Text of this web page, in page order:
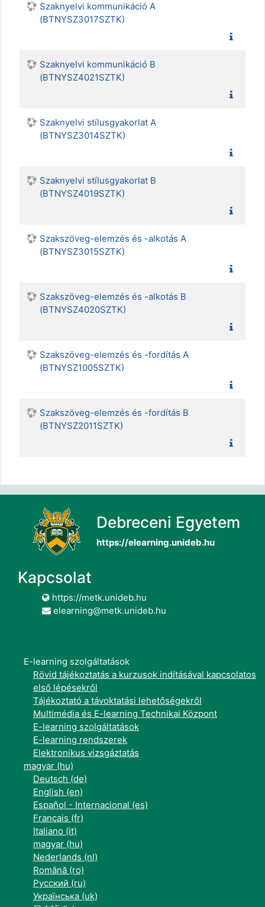
Szaknyelvi kommunikáció A
(BTNYSZ3017SZTK)
Szaknyelvi kommunikáció B
(BTNYSZ4021SZTK)
Szaknyelvi stílusgyakorlat A
(BTNYSZ3014SZTK)
Szaknyelvi stílusgyakorlat B
(BTNYSZ4019SZTK)
Szakszöveg-elemzés és -alkotás A
(BTNYSZ3015SZTK)
Szakszöveg-elemzés és -alkotás B
(BTNYSZ4020SZTK)
Szakszöveg-elemzés és -fordítás A
(BTNYSZ1005SZTK)
Szakszöveg-elemzés és -fordítás B
(BTNYSZ2011SZTK)
Debreceni Egyetem
https://elearning.unideb.hu
Kapcsolat
https://metk.unideb.hu
elearning@metk.unideb.hu
E-learning szolgáltatások
Rövid tájékoztatás a kurzusok indításával kapcsolatos
első lépésekről
Tájékoztató a távoktatási lehetőségekről
Multimédia és E-learning Technikai Központ
E-learning szolgáltatások
E-learning rendszerek
Elektronikus vizsgáztatás
magyar ‎(hu)‎
Deutsch ‎(de)‎
English ‎(en)‎
Español - Internacional ‎(es)‎
Français ‎(fr)‎
Italiano ‎(it)‎
magyar ‎(hu)‎
Nederlands ‎(nl)‎
Română ‎(ro)‎
Русский ‎(ru)‎
Українська ‎(uk)‎